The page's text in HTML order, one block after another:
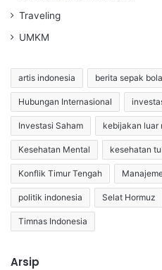
Traveling
UMKM
artis indonesia berita sepak bola
Hubungan Internasional
Investasi Saham kebijakan luar
Kesehatan Mental kesehatan
Konflik Timur Tengah
politik indonesia Selat Hormuz
Timnas Indonesia
Arsip